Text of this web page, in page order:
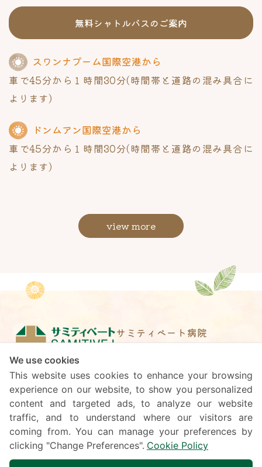
無料シャトルバスのご案内
スワンナプーム国際空港から
車で45分から１時間30分(時間帯と道路の混み具合に
よります)
ドンムアン国際空港から
車で45分から１時間30分(時間帯と道路の混み具合に
よります)
view more
サミティベート病院
診療時間 年中無休 / 24時間
We use cookies
This website uses cookies to enhance your browsing
experience on our website, to show you personalized
content and targeted ads, to analyze our website
traffic, and to understand where our visitors are
coming from. You can manage your preferences by
clicking "Change Preferences". Cookie Policy